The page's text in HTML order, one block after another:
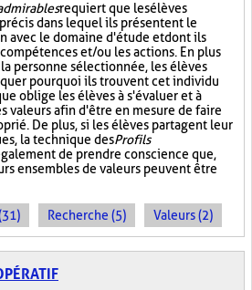
requiert que les élèves
dans lequel ils présentent le
avec le domaine d'étude et dont ils
et/ou les actions. En plus
personne sélectionnée, les élèves
pourquoi ils trouvent cet individu
oblige les élèves à s'évaluer et à
valeurs afin d'être en mesure de faire
De plus, si les élèves partagent leur
la technique desProfils
de prendre conscience que,
ensembles de valeurs peuvent être
Recherche (5) Valeurs (2)